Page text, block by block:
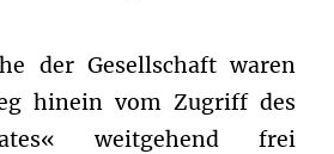
der Gesellschaft waren
hinein vom Zugriff des
weitgehend frei